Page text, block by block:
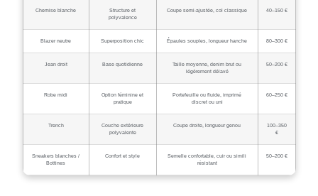
Chemise blanche
Structure et
polyvalence
Coupe semi-ajustée, col classique 40–150 €
Blazer neutre Superposition chic Épaules souples, longueur hanche 80–300 €
Jean droit Base quotidienne
Taille moyenne, denim brut ou
légèrement délavé
50–200 €
Robe midi
Option féminine et
pratique
Portefeuille ou fluide, imprimé
discret ou uni
60–250 €
Trench
Couche extérieure
polyvalente
Coupe droite, longueur genou
100–350
€
Sneakers blanches /
Bottines
Confort et style
Semelle confortable, cuir ou simili
résistant
50–200 €